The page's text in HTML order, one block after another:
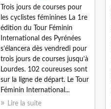
Trois jours de courses pour
les cyclistes féminines La 1re
édition du Tour Féminin
International des Pyrénées
s’élancera dès vendredi pour
trois jours de courses jusqu’à
Lourdes. 102 coureuses sont
sur la ligne de départ. Le Tour
Féminin International...
Lire la suite